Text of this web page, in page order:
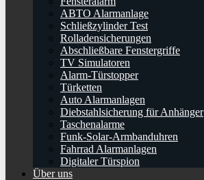
ABTO Alarmanlage
Schließzylinder Test
Rolladensicherungen
Abschließbare Fenstergriffe
TV Simulatoren
Alarm-Türstopper
Türketten
Auto Alarmanlagen
Diebstahlsicherung für Anhänger
Taschenalarme
Funk-Solar-Armbanduhren
Fahrrad Alarmanlagen
Digitaler Türspion
Über uns